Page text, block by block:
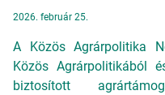
2026. február 25.
A Közös Agrárpolitika
Közös Agrárpolitikából
biztosított